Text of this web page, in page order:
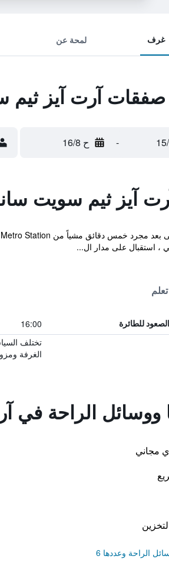
غرف لمحة عن
آرت آيز ثيم
- ح 16/8
آيز ثيم سويت
، استقبال على مدار ال...
للطائرة 16:00
تختلف
الغرفة
ووسائل الراحة
مجاني
الراحة وعددها 6